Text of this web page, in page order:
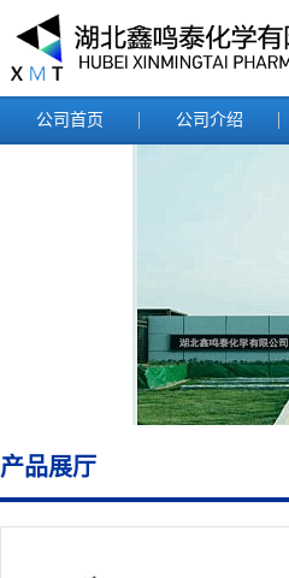
公司首页 公司介绍
产品展厅